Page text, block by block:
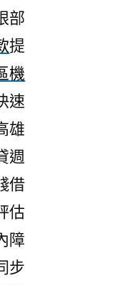
部
提
機
速
雄
週
借
估
障
步